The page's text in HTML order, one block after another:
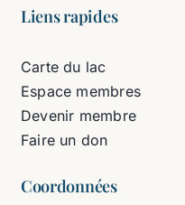
Liens rapides
Carte du lac
Espace membres
Devenir membre
Faire un don
Coordonnées